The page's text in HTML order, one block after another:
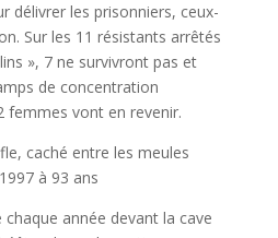
délivrer les prisonniers, ceux-
Sur les 11 résistants arrêtés
», 7 ne survivront pas et
de concentration
femmes vont en revenir.
caché entre les meules
à 93 ans
année devant la cave